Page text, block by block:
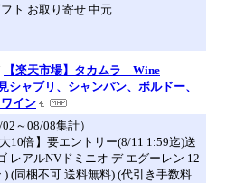
ト お取り寄せ 中元
【楽天市場】タカムラ Wine
シャブリ、シャンパン、ボルドー、
イン
～08/08集計）
10倍】要エントリー(8/11 1:59迄)送
レアルNVドミニオ デ エグーレン 12
) (同梱不可 送料無料) (代引き手数料